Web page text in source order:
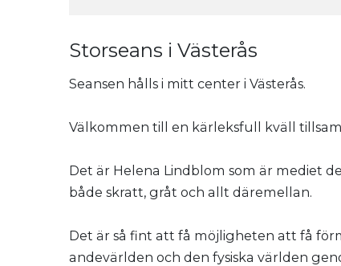
Storseans i Västerås
Seansen hålls i mitt center i Västerås.
Välkommen till en kärleksfull kväll
Det är Helena Lindblom som är mediet
både skratt, gråt och allt däremellan.
Det är så fint att få möjligheten att få
andevärlden och den fysiska världen